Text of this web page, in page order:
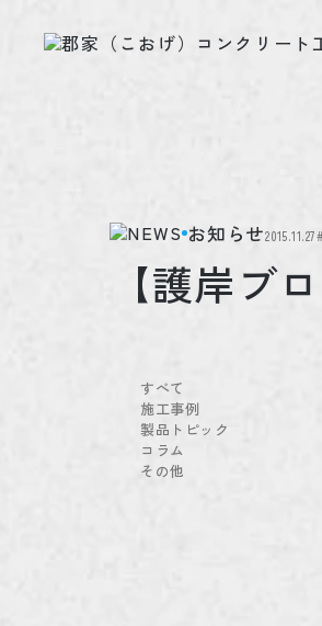
お知らせ2015.11.27
【護岸ブ
すべて
施工事例
製品トピック
コラム
その他